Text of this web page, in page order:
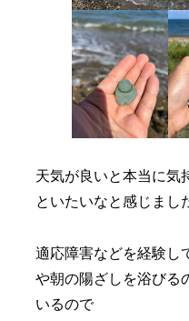
天気が良いと本当に気
といたいなと感じまし
適応障害などを経験し
や朝の陽ざしを浴びる
いるので